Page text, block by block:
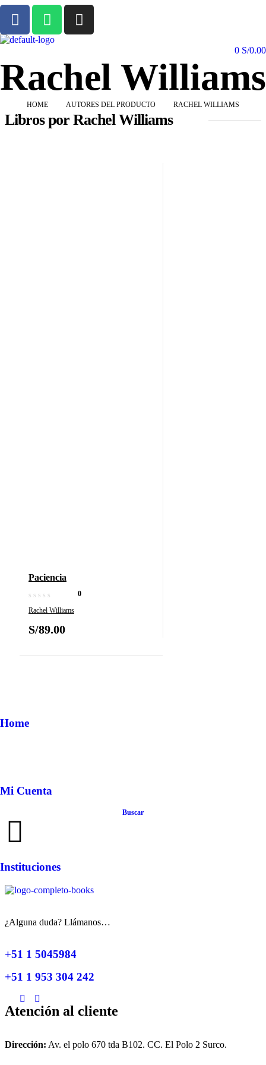
0 S/0.00
Rachel Williams
HOME AUTORES DEL PRODUCTO RACHEL WILLIAMS
Libros por Rachel Williams
Paciencia
0
Rachel Williams
S/89.00
Home
Mi Cuenta
Buscar
Instituciones
¿Alguna duda? Llámanos…
+51 1 5045984
+51 1 953 304 242
Atención al cliente
Dirección: Av. el polo 670 tda B102. CC. El Polo 2 Surco.